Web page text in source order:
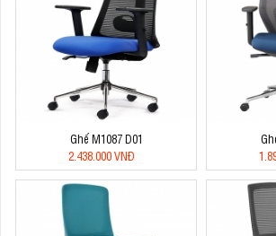
Ghế M1087 D01
2.438.000 VNĐ